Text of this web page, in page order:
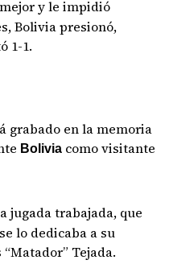
y le impidió
Bolivia presionó,
1-1.
grabado en la memoria
Bolivia como visitante
jugada trabajada, que
lo dedicaba a su
Tejada.